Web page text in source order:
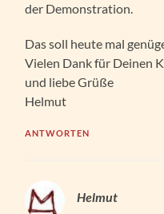
der Demonstration.
Das soll heute mal
Vielen Dank für Deinen
und liebe Grüße
Helmut
ANTWORTEN
Helmut